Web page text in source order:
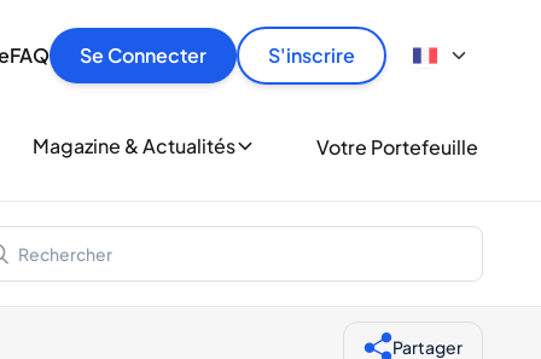
FAQ Se Connecter S'inscrire
en toute sécurité et au meilleur prix.
d'amateurs de whisky et de spiritueux.
Magazine & Actualités Votre Portefeuille
Partager